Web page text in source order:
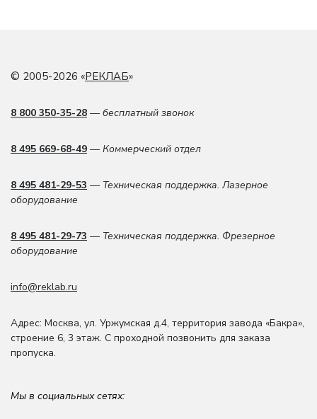
© 2005-2026 «РЕКЛАБ»
8 800 350-35-28 — бесплатный звонок
8 495 669-68-49 — Коммерческий отдел
8 495 481-29-53 — Техническая поддержка. Лазерное
оборудование
8 495 481-29-73 — Техническая поддержка. Фрезерное
оборудование
info@reklab.ru
Адрес: Москва, ул. Уржумская д.4, территория завода «Бакра»,
строение 6, 3 этаж. С проходной позвонить для заказа
пропуска.
Мы в социальных сетях: